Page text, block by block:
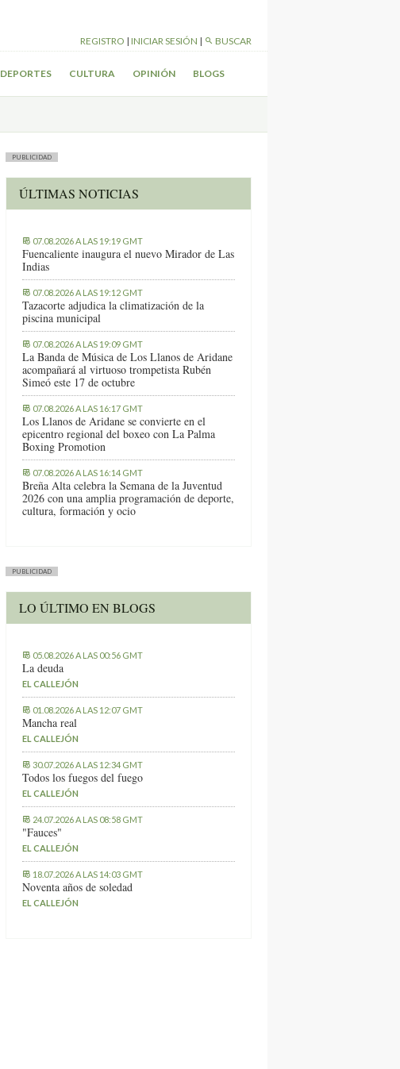
REGISTRO | INICIAR SESIÓN | BUSCAR
DEPORTES CULTURA OPINIÓN BLOGS
PUBLICIDAD
ÚLTIMAS NOTICIAS
07.08.2026 A LAS 19:19 GMT
Fuencaliente inaugura el nuevo Mirador de Las
Indias
07.08.2026 A LAS 19:12 GMT
Tazacorte adjudica la climatización de la
piscina municipal
07.08.2026 A LAS 19:09 GMT
La Banda de Música de Los Llanos de Aridane
acompañará al virtuoso trompetista Rubén
Simeó este 17 de octubre
07.08.2026 A LAS 16:17 GMT
Los Llanos de Aridane se convierte en el
epicentro regional del boxeo con La Palma
Boxing Promotion
07.08.2026 A LAS 16:14 GMT
Breña Alta celebra la Semana de la Juventud
2026 con una amplia programación de deporte,
cultura, formación y ocio
PUBLICIDAD
LO ÚLTIMO EN BLOGS
05.08.2026 A LAS 00:56 GMT
La deuda
EL CALLEJÓN
01.08.2026 A LAS 12:07 GMT
Mancha real
EL CALLEJÓN
30.07.2026 A LAS 12:34 GMT
Todos los fuegos del fuego
EL CALLEJÓN
24.07.2026 A LAS 08:58 GMT
"Fauces"
EL CALLEJÓN
18.07.2026 A LAS 14:03 GMT
Noventa años de soledad
EL CALLEJÓN